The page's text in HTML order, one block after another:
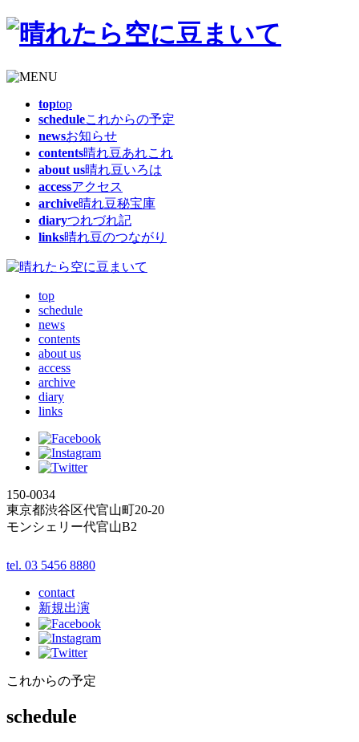
toptop
scheduleこれからの予定
newsお知らせ
contents晴れ豆あれこれ
about us晴れ豆いろは
accessアクセス
archive晴れ豆秘宝庫
diaryつれづれ記
links晴れ豆のつながり
top
schedule
news
contents
about us
access
archive
diary
links
150-0034
東京都渋谷区代官山町20-20
モンシェリー代官山B2
tel. 03 5456 8880
contact
新規出演
これからの予定
schedule